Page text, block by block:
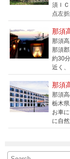
須Ｉ
点左
那須
那須
那須
約30
近く
那須
那須
栃木
お車
に自